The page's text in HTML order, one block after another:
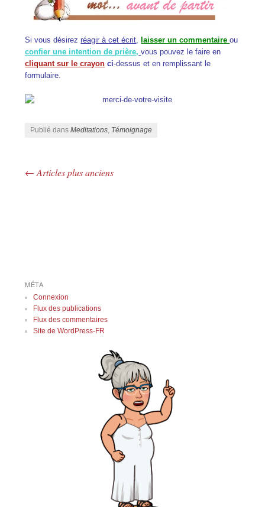
Si vous désirezréagir à cet écrit, laisser un commentaireou
confier une intention de prière, vous pouvez le faire en
cliquant sur le crayon ci-dessus et en remplissant le
formulaire.
Publié dansMeditations Témoignage
Navigation des articles
←Articles plus anciens
MÉTA
Connexion
Flux des publications
Flux des commentaires
Site de WordPress-FR